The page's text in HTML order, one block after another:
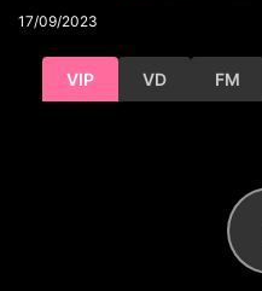
17/09/2023
VIP VD FM